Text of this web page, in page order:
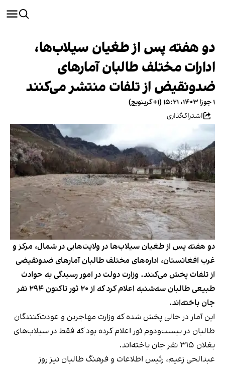
دو هفته پس از طغیان سیلاب‌ها،
ادارات مختلف طالبان آمارهای
ضدونقیض از تلفات منتشر می‌کنند
۱ جوزا ۱۴۰۳، ۱۵:۲۱ (‎+۱ گرینویچ)
اشتراک‌گذاری
دو هفته پس از طغیان سیلاب‌ها در ولایت‌هایی در شمال، مرکز و
غرب افغانستان، اداره‌های مختلف طالبان آمارهای ضدونقیضی
از تلفات پخش می‌کنند. وزارت دولت در امور رسیدگی به حوادث
طبیعی طالبان سه‌شنبه اعلام کرد که از ۲۰ ثور تاکنون ۲۹۴ نفر
جان باخته‌اند.
این آمار در حالی پخش شده که وزارت مهاجرین و عودت‌کنندگان
طالبان در بیست‌ودوم ثور اعلام کرده بود که فقط در سیلاب‌های
بغلان ۳۱۵ نفر جان باخته‌اند.
عبدالحی زعیم، رئیس اطلاعات و فرهنگ طالبان نیز روز